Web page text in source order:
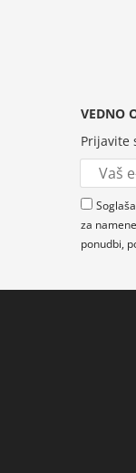
VEDNO
Prijavite
za
ponudbi,